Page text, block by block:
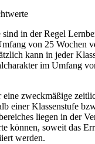
sind in der Regel
von 25 Wochen
kann in jeder
im Umfang
eine zweckmäßige
einer Klassenstufe
liegen in der
können, soweit das
werden.